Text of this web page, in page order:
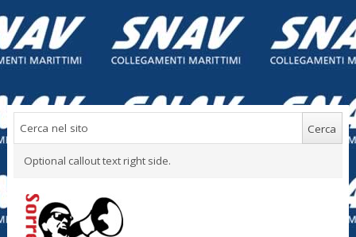
Optional callout text right side.